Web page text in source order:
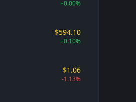
+0.00%
$594.10
+0.10%
$1.06
-1.13%